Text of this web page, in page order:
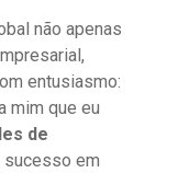
não apenas
entusiasmo:
mim que eu
de
sucesso em